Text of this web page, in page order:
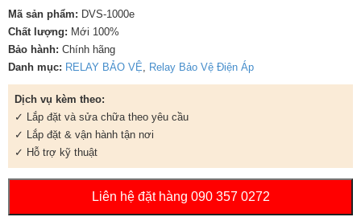
Mã sản phẩm: DVS-1000e
Chất lượng: Mới 100%
Bảo hành: Chính hãng
Danh mục: RELAY BẢO VỆ, Relay Bảo Vệ Điện Áp
Dịch vụ kèm theo:
✓ Lắp đặt và sửa chữa theo yêu cầu
✓ Lắp đặt & vận hành tận nơi
✓ Hỗ trợ kỹ thuật
Liên hệ đặt hàng 090 357 0272